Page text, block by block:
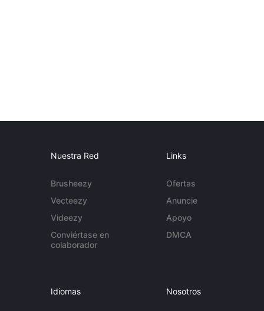
Nuestra Red
Brusheezy
Vecteezy
Videezy
Conviértase en
colaborador
Links
Ofertas
Anuncie
Apoyo
DMCA
Idiomas Nosotros